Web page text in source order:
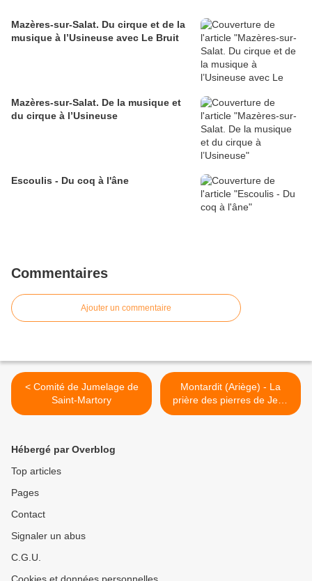
Mazères-sur-Salat. Du cirque et de la
musique à l’Usineuse avec Le Bruit
Mazères-sur-Salat. De la musique et
du cirque à l’Usineuse
Escoulis - Du coq à l'âne
Commentaires
Ajouter un commentaire
< Comité de Jumelage de
Saint-Martory
Montardit (Ariège) - La
prière des pierres de Jean
Paul Loubes >
Hébergé par Overblog
Top articles
Pages
Contact
Signaler un abus
C.G.U.